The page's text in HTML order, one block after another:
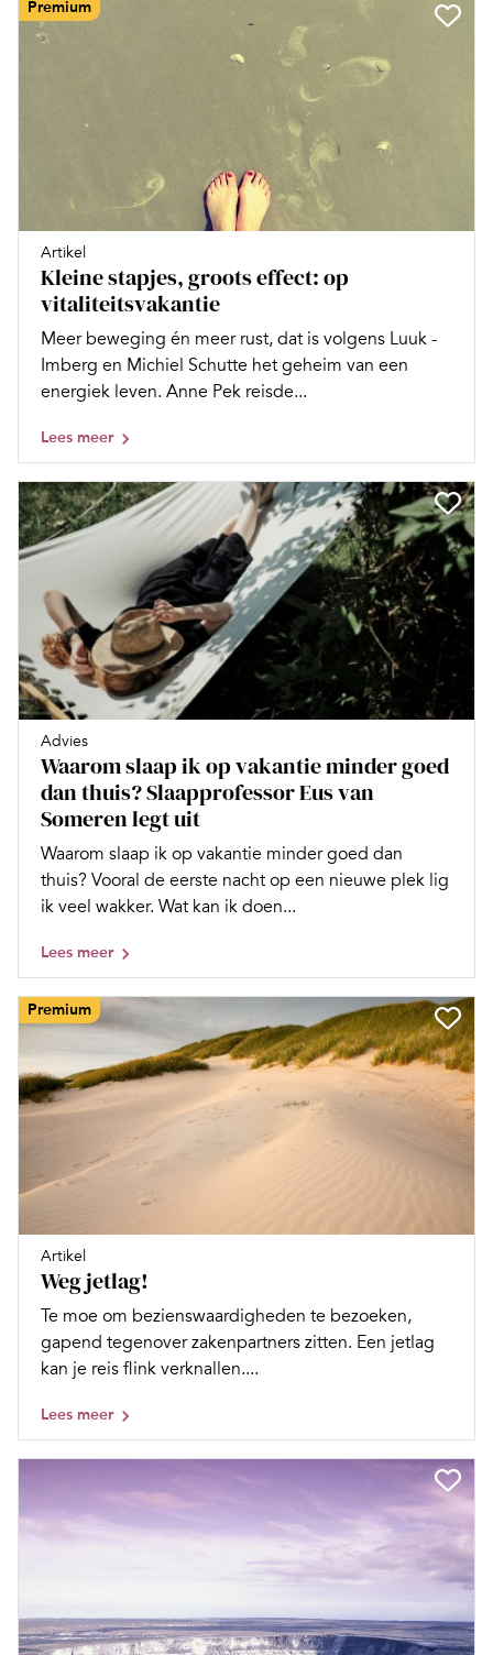
Premium
Artikel
Kleine stapjes, groots effect: op
vitaliteitsvakantie
Meer beweging én meer rust, dat is volgens Luuk ­
Imberg en Michiel Schutte het geheim van een
energiek leven. Anne Pek ­reisde...
Lees meer
Advies
Waarom slaap ik op vakantie minder goed
dan thuis? Slaapprofessor Eus van
Someren legt uit
Waarom slaap ik op vakantie minder goed dan
thuis? Vooral de eerste nacht op een nieuwe plek lig
ik veel wakker. Wat kan ik doen...
Lees meer
Premium
Artikel
Weg jetlag!
Te moe om bezienswaardigheden te bezoeken,
gapend tegenover zakenpartners zitten. Een jetlag
kan je reis flink verknallen....
Lees meer